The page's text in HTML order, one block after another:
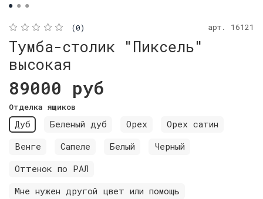
(0) арт. 16121
Тумба-столик "Пиксель"
высокая
89000 руб
Отделка ящиков
Дуб Беленый дуб Орех
Орех сатин
Венге
Сапеле Белый
Черный
Оттенок по РАЛ
Мне нужен другой цвет или помощь